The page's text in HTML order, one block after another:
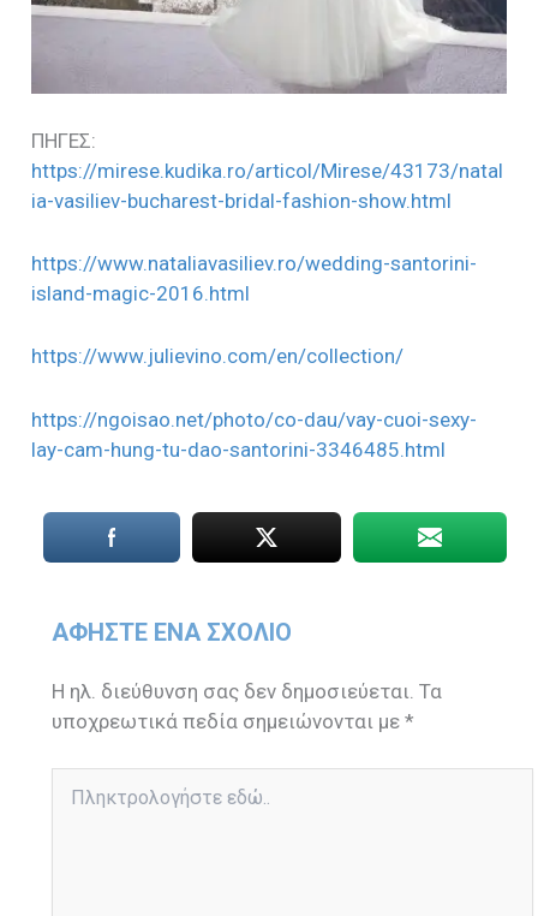
ΠΗΓΕΣ:
https://mirese.kudika.ro/articol/Mirese/43173/natal
ia-vasiliev-bucharest-bridal-fashion-show.html
https://www.nataliavasiliev.ro/wedding-santorini-
island-magic-2016.html
https://www.julievino.com/en/collection/
https://ngoisao.net/photo/co-dau/vay-cuoi-sexy-
lay-cam-hung-tu-dao-santorini-3346485.html
ΑΦΉΣΤΕ ΈΝΑ ΣΧΌΛΙΟ
Η ηλ. διεύθυνση σας δεν δημοσιεύεται. Τα
υποχρεωτικά πεδία σημειώνονται με*
εδώ..